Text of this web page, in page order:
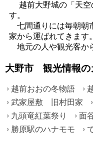
越前大野城の「天空
す。
七間通りには毎朝朝
家から運ばれてきます。
地元の人や観光客か
大野市 観光情報の
越前おおの冬物語
武家屋敷 旧村田家
九頭竜紅葉祭り
面
勝原駅のハナモモ